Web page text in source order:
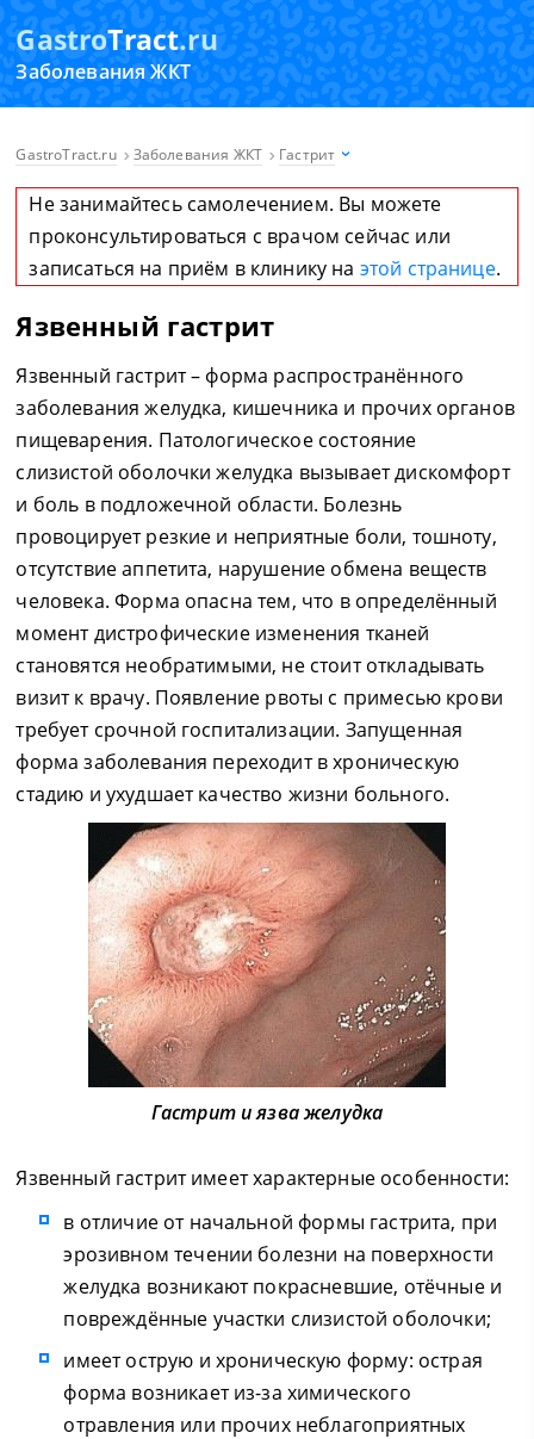
GastroTract.ru
Заболевания ЖКТ
GastroTract.ru Заболевания ЖКТ Гастрит
Не занимайтесь самолечением. Вы можете
проконсультироваться с врачом сейчас или
записаться на приём в клинику на этой странице.
Язвенный гастрит
Язвенный гастрит – форма распространённого
заболевания желудка, кишечника и прочих органов
пищеварения. Патологическое состояние
слизистой оболочки желудка вызывает дискомфорт
и боль в подложечной области. Болезнь
провоцирует резкие и неприятные боли, тошноту,
отсутствие аппетита, нарушение обмена веществ
человека. Форма опасна тем, что в определённый
момент дистрофические изменения тканей
становятся необратимыми, не стоит откладывать
визит к врачу. Появление рвоты с примесью крови
требует срочной госпитализации. Запущенная
форма заболевания переходит в хроническую
стадию и ухудшает качество жизни больного.
Гастрит и язва желудка
Язвенный гастрит имеет характерные особенности:
в отличие от начальной формы гастрита, при
эрозивном течении болезни на поверхности
желудка возникают покрасневшие, отёчные и
повреждённые участки слизистой оболочки;
имеет острую и хроническую форму: острая
форма возникает из-за химического
отравления или прочих неблагоприятных